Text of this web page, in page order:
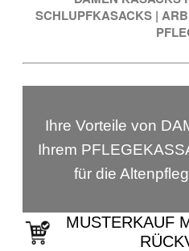
SCHLUPFKASACKS |
Ihre Vorteile von
Ihrem
für die
MUSTERKAUF